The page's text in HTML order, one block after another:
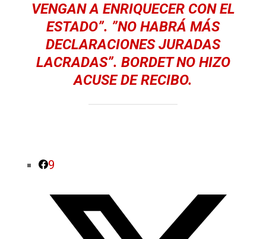
VENGAN A ENRIQUECER CON EL
ESTADO”. ”NO HABRÁ MÁS
DECLARACIONES JURADAS
LACRADAS”. BORDET NO HIZO
ACUSE DE RECIBO.
9